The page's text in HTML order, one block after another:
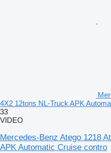
4X2 12tons NL-Truck APK
33
VIDEO
Mercedes-Benz Atego 1218
APK Automatic Cruise contro